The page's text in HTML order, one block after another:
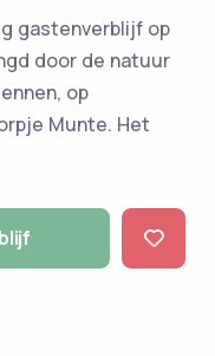
gastenverblijf op
door de natuur
op
Munte. Het